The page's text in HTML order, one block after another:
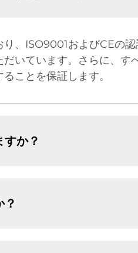
、ISO9001およびCEの
だいています。さらに、
ことを保証します。
か？